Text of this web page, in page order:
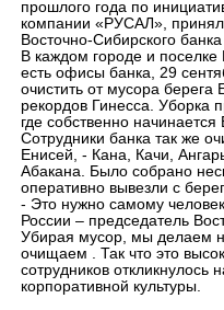
прошлого года по
компании «РУСАЛ»,
Восточно-Сибирского
В каждом городе и поселке
есть офисы банка, 29
очистить от мусора берега
рекордов Гинесса. Уборка
где собственно
Сотрудники банка так же
Енисей, - Кана, Качи,
Абакана. Было собрано
оперативно вывезли с
- Это нужно самому
России – председатель
Убирая мусор, мы делаем
очищаем . Так что это
сотрудников
корпоративной культуры.